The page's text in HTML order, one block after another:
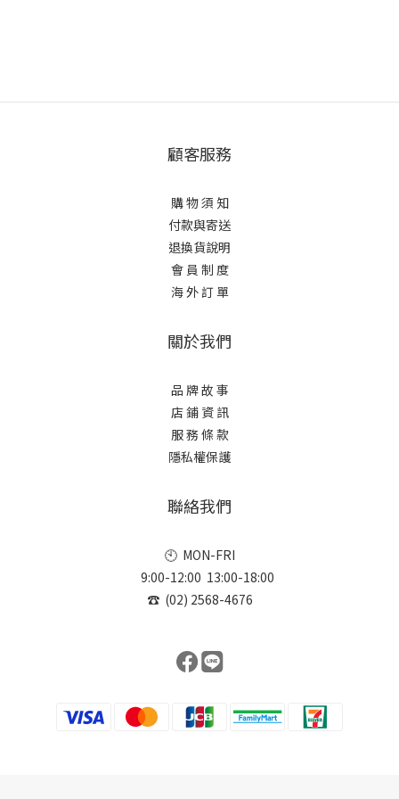
顧客服務
購 物 須 知
付款與寄送
退換貨說明
會 員 制 度
海 外 訂 單
關於我們
品 牌 故 事
店 鋪 資 訊
服 務 條 款
隱私權保護
聯絡我們
🕙 MON-FRI
9:00-12:00 13:00-18:00
☎ (02) 2568-4676